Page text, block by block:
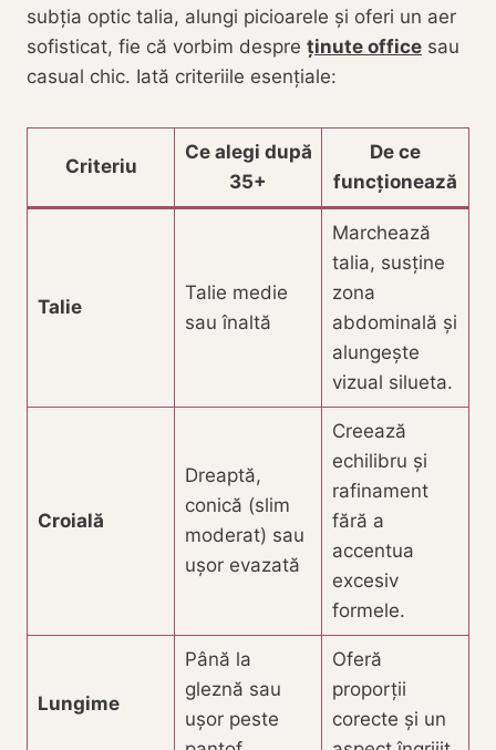
subția optic talia, alungi picioarele și oferi un aer
sofisticat, fie că vorbim despre ținute office sau
casual chic. Iată criteriile esențiale:
Criteriu
Ce alegi după
35+
De ce
funcționează
Talie
Talie medie
sau înaltă
Marchează
talia, susține
zona
abdominală și
alungește
vizual silueta.
Croială
Dreaptă,
conică (slim
moderat) sau
ușor evazată
Creează
echilibru și
rafinament
fără a
accentua
excesiv
formele.
Lungime
Până la
gleznă sau
ușor peste
Oferă
proporții
corecte și un